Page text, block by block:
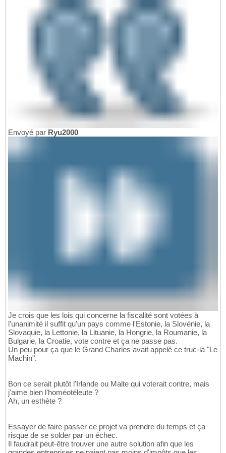
Envoyé par Ryu2000
Je crois que les lois qui concerne la fiscalité sont votées à
l'unanimité il suffit qu'un pays comme l'Estonie, la Slovénie, la
Slovaquie, la Lettonie, la Lituanie, la Hongrie, la Roumanie, la
Bulgarie, la Croatie, vote contre et ça ne passe pas.
Un peu pour ça que le Grand Charles avait appelé ce truc-là "Le
Machin".
Bon ce serait plutôt l'Irlande ou Malte qui voterait contre, mais
j'aime bien l'homéotéleute ?
Ah, un esthète ?
Essayer de faire passer ce projet va prendre du temps et ça
risque de se solder par un échec.
Il faudrait peut-être trouver une autre solution afin que les